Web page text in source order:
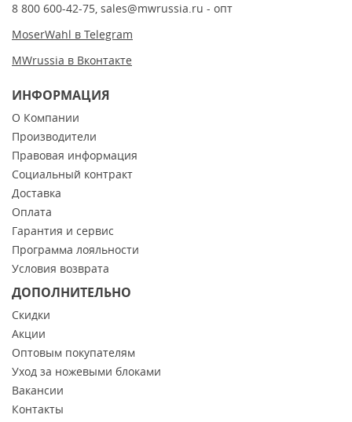
8 800 600-42-75, sales@mwrussia.ru - опт
MoserWahl в Telegram
MWrussia в Вконтакте
ИНФОРМАЦИЯ
О Компании
Производители
Правовая информация
Социальный контракт
Доставка
Оплата
Гарантия и сервис
Программа лояльности
Условия возврата
ДОПОЛНИТЕЛЬНО
Скидки
Акции
Оптовым покупателям
Уход за ножевыми блоками
Вакансии
Контакты